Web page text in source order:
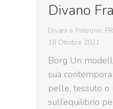
Divano
Divani e Poltrone,
18 Ottobre 2021
Borg Un
sua
pelle, tessuto o
sull’equilibrio